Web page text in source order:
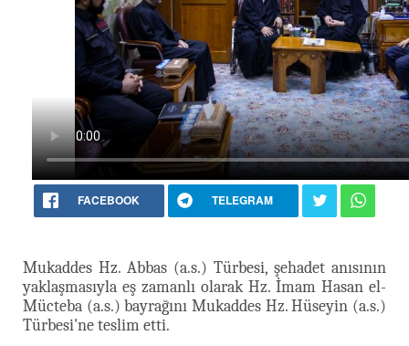
FACEBOOK TELEGRAM
Mukaddes Hz. Abbas (a.s.) Türbesi, şehadet anısının
yaklaşmasıyla eş zamanlı olarak Hz. İmam Hasan el-
Mücteba (a.s.) bayrağını Mukaddes Hz. Hüseyin (a.s.)
Türbesi'ne teslim etti.